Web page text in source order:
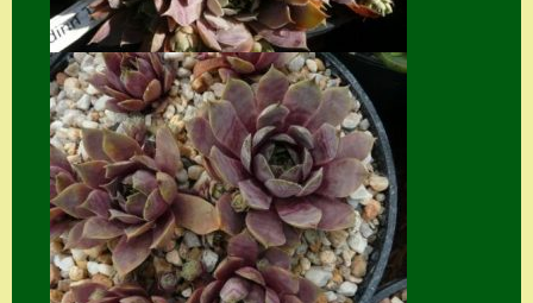
Suche
Sue Thomas
Translator
Versand
Versand von
Semps